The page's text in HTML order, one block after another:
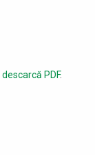
descarcă PDF.